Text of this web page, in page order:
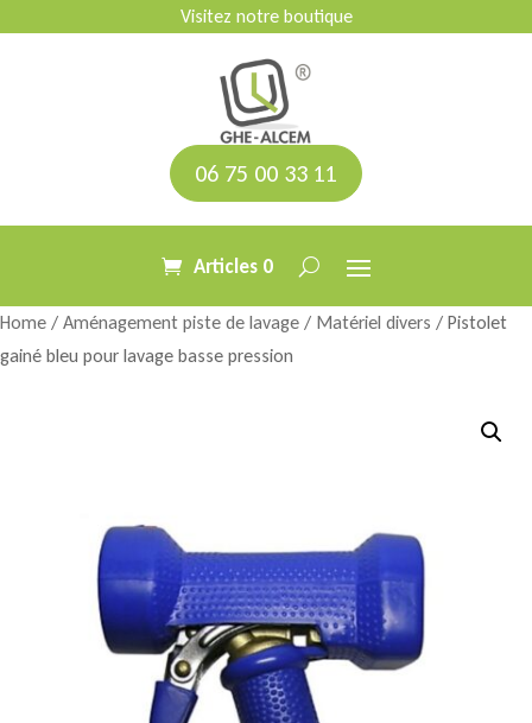
Visitez notre boutique
06 75 00 33 11
Articles 0
Home / Aménagement piste de lavage / Matériel divers / Pistolet
gainé bleu pour lavage basse pression